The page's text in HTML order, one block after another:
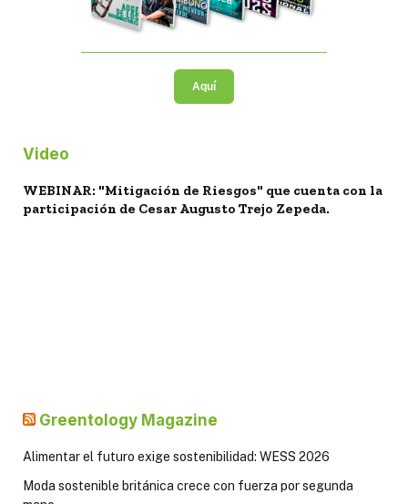
Aquí
Video
WEBINAR: "Mitigación de Riesgos" que cuenta con la
participación de Cesar Augusto Trejo Zepeda.
Greentology Magazine
Alimentar el futuro exige sostenibilidad: WESS 2026
Moda sostenible británica crece con fuerza por segunda